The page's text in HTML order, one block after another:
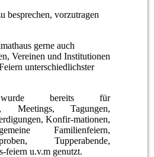
besprechen, vorzutragen
gerne auch
Vereinen und Institutionen
unterschiedlichster
bereits für
Meetings, Tagungen,
Konfir-mationen,
Familienfeiern,
Tupperabende,
feiern u.v.m genutzt.